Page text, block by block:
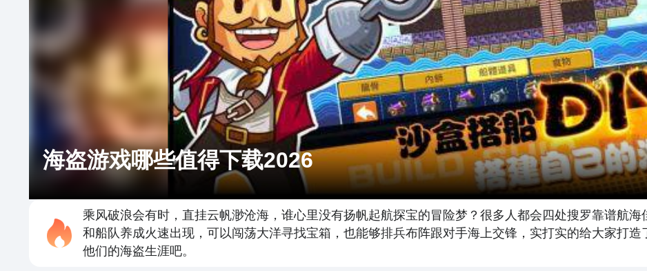
海盗游戏哪些值得下载2026
乘风破浪会有时，直挂云帆渺沧海，谁心里没有扬帆起航探宝的冒险梦？很多人都会四处搜罗靠谱航
和船队养成火速出现，可以闯荡大洋寻找宝箱，也能够排兵布阵跟对手海上交锋，实打实的给大家打
他们的海盗生涯吧。